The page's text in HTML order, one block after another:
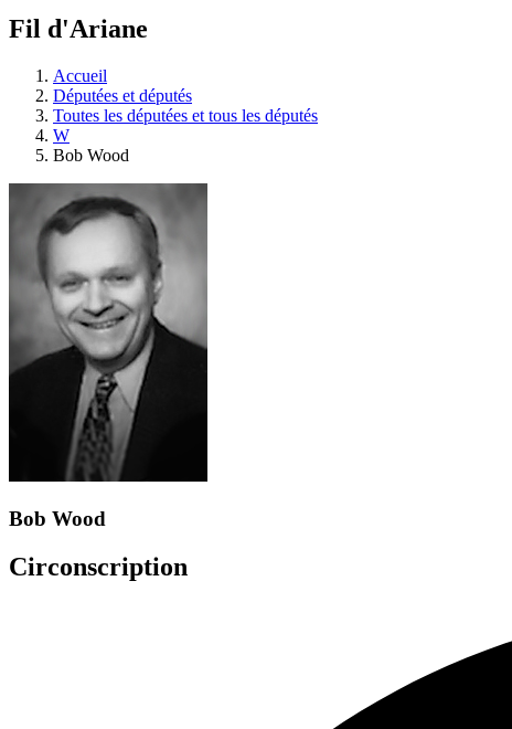
découvrir
l'Assemblée
législative.
Fil d'Ariane
Accueil
Députées et députés
Toutes les députées et tous les députés
W
Bob Wood
Bob Wood
Circonscription